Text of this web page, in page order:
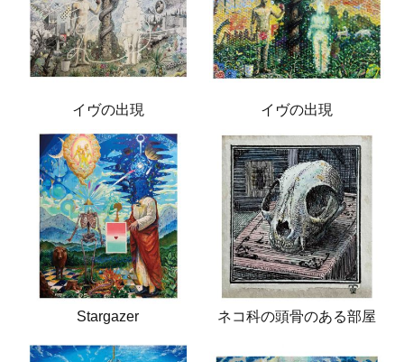
イヴの出現 イヴの出現
Stargazer ネコ科の頭骨のある部屋